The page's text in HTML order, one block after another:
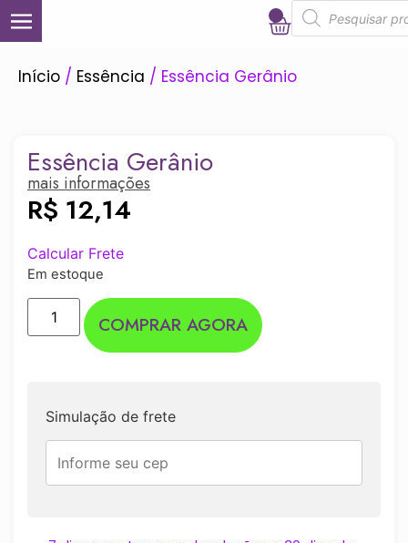
Início / Essência / Essência Gerânio
Essência Gerânio
mais informações
R$ 12,14
Calcular Frete
Em estoque
COMPRAR AGORA
Simulação de frete